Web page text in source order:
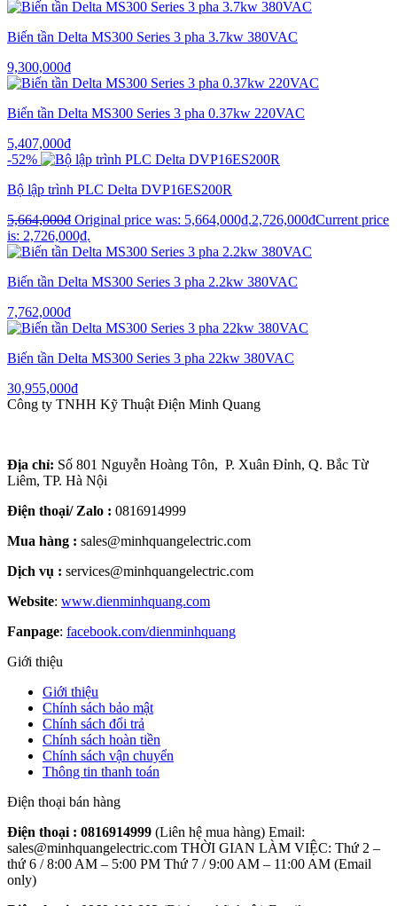
Biến tần Delta MS300 Series 3 pha 3.7kw 380VAC
9,300,000₫
Biến tần Delta MS300 Series 3 pha 0.37kw 220VAC
5,407,000₫
-52%
Bộ lập trình PLC Delta DVP16ES200R
5,664,000₫ Original price was: 5,664,000₫.2,726,000₫Current price
is: 2,726,000₫.
Biến tần Delta MS300 Series 3 pha 2.2kw 380VAC
7,762,000₫
Biến tần Delta MS300 Series 3 pha 22kw 380VAC
30,955,000₫
Công ty TNHH Kỹ Thuật Điện Minh Quang
Địa chỉ: Số 801 Nguyễn Hoàng Tôn, P. Xuân Đỉnh, Q. Bắc Từ
Liêm, TP. Hà Nội
Điện thoại/ Zalo : 0816914999
Mua hàng : sales@minhquangelectric.com
Dịch vụ : services@minhquangelectric.com
Website: www.dienminhquang.com
Fanpage: facebook.com/dienminhquang
Giới thiệu
Giới thiệu
Chính sách bảo mật
Chính sách đổi trả
Chính sách hoàn tiền
Chính sách vận chuyển
Thông tin thanh toán
Điện thoại bán hàng
Điện thoại : 0816914999 (Liên hệ mua hàng) Email:
sales@minhquangelectric.com THỜI GIAN LÀM VIỆC: Thứ 2 –
thứ 6 / 8:00 AM – 5:00 PM Thứ 7 / 9:00 AM – 11:00 AM (Email
only)